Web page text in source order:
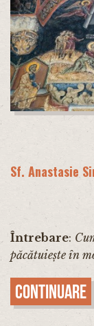
Sf. Anastasie
Întrebare:
păcătuiește în
Continuare